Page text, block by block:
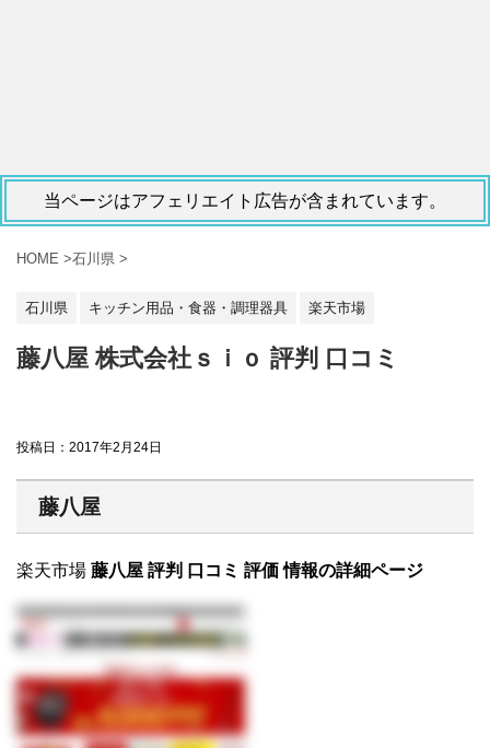
当ページはアフェリエイト広告が含まれています。
HOME >石川県 >
石川県 キッチン用品・食器・調理器具 楽天市場
藤八屋 株式会社ｓｉｏ 評判 口コミ
投稿日： 2017年2月24日
藤八屋
楽天市場 藤八屋 評判 口コミ 評価 情報の詳細ページ